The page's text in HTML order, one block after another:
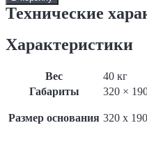
«Лев
сидит»,
Технические
Характеристики
Вес
40 кг
Габариты
320 ×
Размер основания 320 x